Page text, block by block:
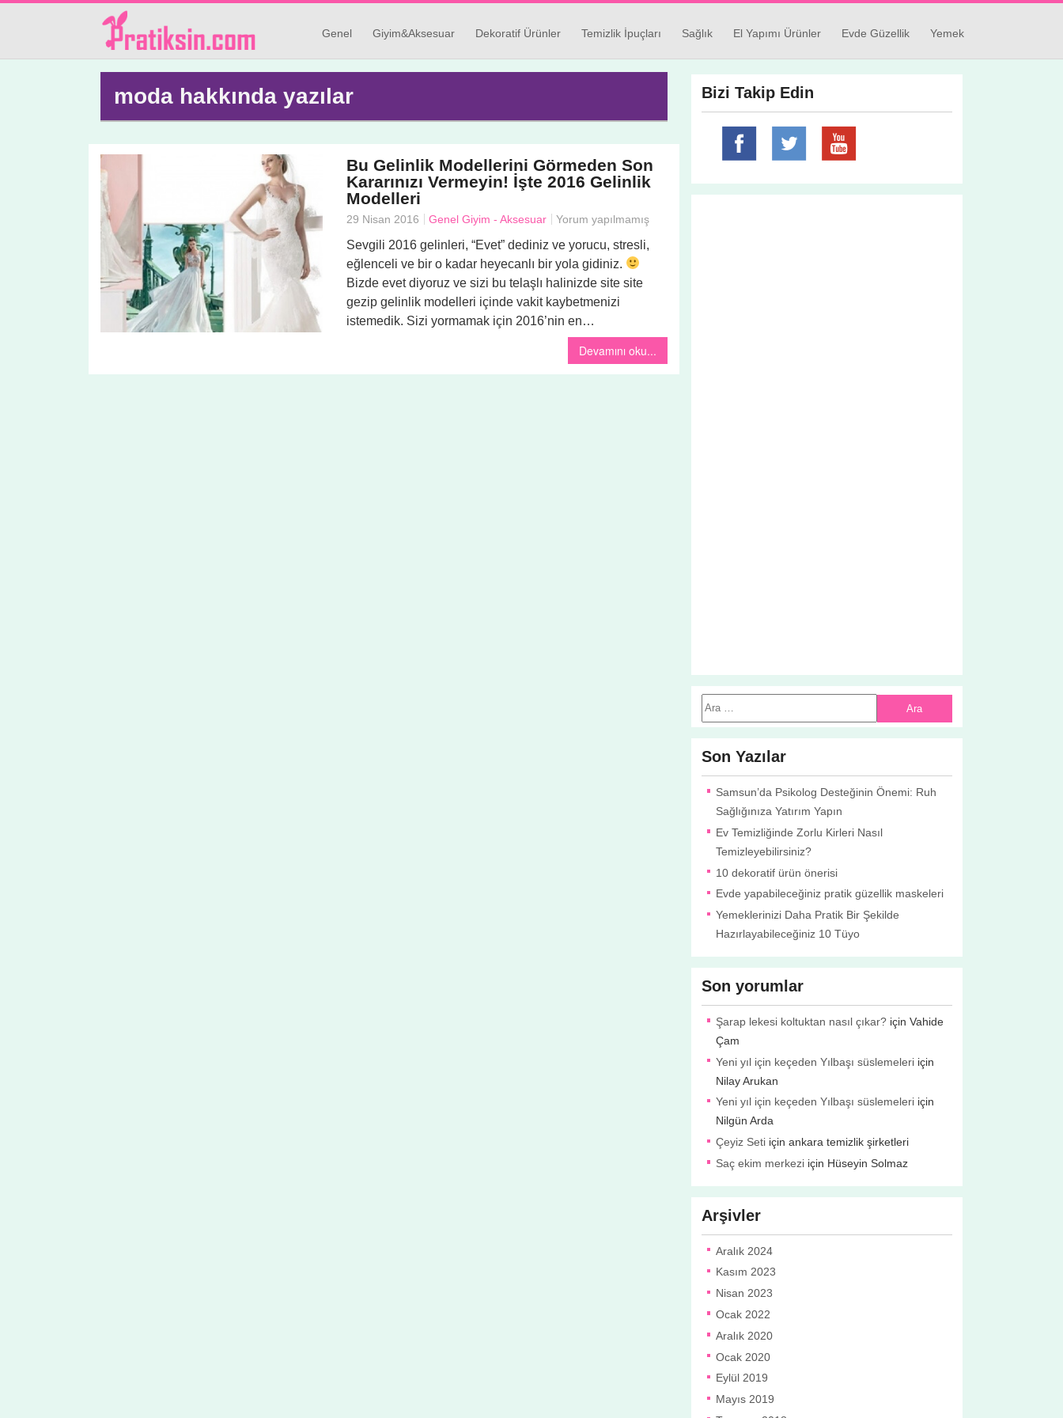
Genel Giyim&Aksesuar Dekoratif Ürünler Temizlik İpuçları Sağlık El Yapımı Ürünler Evde Güzellik Yemek
moda hakkında yazılar
Bu Gelinlik Modellerini Görmeden Son
Kararınızı Vermeyin! İşte 2016 Gelinlik
Modelleri
29 Nisan 2016 Genel Giyim - Aksesuar Yorum yapılmamış
Sevgili 2016 gelinleri, “Evet” dediniz ve yorucu, stresli,
eğlenceli ve bir o kadar heyecanlı bir yola gidiniz.
Bizde evet diyoruz ve sizi bu telaşlı halinizde site site
gezip gelinlik modelleri içinde vakit kaybetmenizi
istemedik. Sizi yormamak için 2016’nin en…
Devamını oku...
Bizi Takip Edin
Son Yazılar
Samsun’da Psikolog Desteğinin Önemi: Ruh
Sağlığınıza Yatırım Yapın
Ev Temizliğinde Zorlu Kirleri Nasıl
Temizleyebilirsiniz?
10 dekoratif ürün önerisi
Evde yapabileceğiniz pratik güzellik maskeleri
Yemeklerinizi Daha Pratik Bir Şekilde
Hazırlayabileceğiniz 10 Tüyo
Son yorumlar
Şarap lekesi koltuktan nasıl çıkar?için Vahide
Çam
Yeni yıl için keçeden Yılbaşı süslemeleriiçin
Nilay Arukan
Yeni yıl için keçeden Yılbaşı süslemeleriiçin
Nilgün Arda
Çeyiz Setiiçin ankara temizlik şirketleri
Saç ekim merkeziiçin Hüseyin Solmaz
Arşivler
Aralık 2024
Kasım 2023
Nisan 2023
Ocak 2022
Aralık 2020
Ocak 2020
Eylül 2019
Mayıs 2019